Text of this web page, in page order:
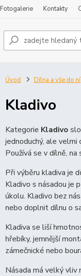
Fotogalerie Kontakty
Úvod Dílna a vše do ní
Kladivo
Kategorie Kladivo
jednoduchý, ale velmi
Používá se v dílně, na
Při výběru kladiva je
Kladivo s násadou je
úkolu. Kladivo bez
nebo doplnit dílnu o
Kladiva se liší
hřebíky, jemnější
zámečnické nebo
Násada má velký vliv